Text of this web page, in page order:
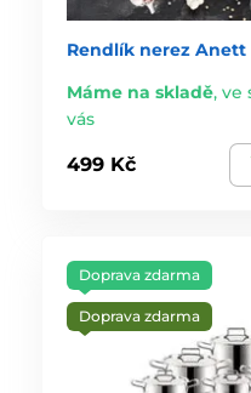
Rendlík nerez Anett
Máme na skladě, ve
vás
499 Kč
Doprava zdarma
Doprava zdarma